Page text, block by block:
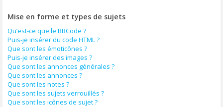
Mise en forme et types de sujets
Qu’est-ce que le BBCode ?
Puis-je insérer du code HTML ?
Que sont les émoticônes ?
Puis-je insérer des images ?
Que sont les annonces générales ?
Que sont les annonces ?
Que sont les notes ?
Que sont les sujets verrouillés ?
Que sont les icônes de sujet ?